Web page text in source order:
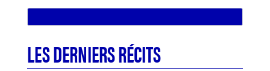
LES DERNIERS RÉCITS